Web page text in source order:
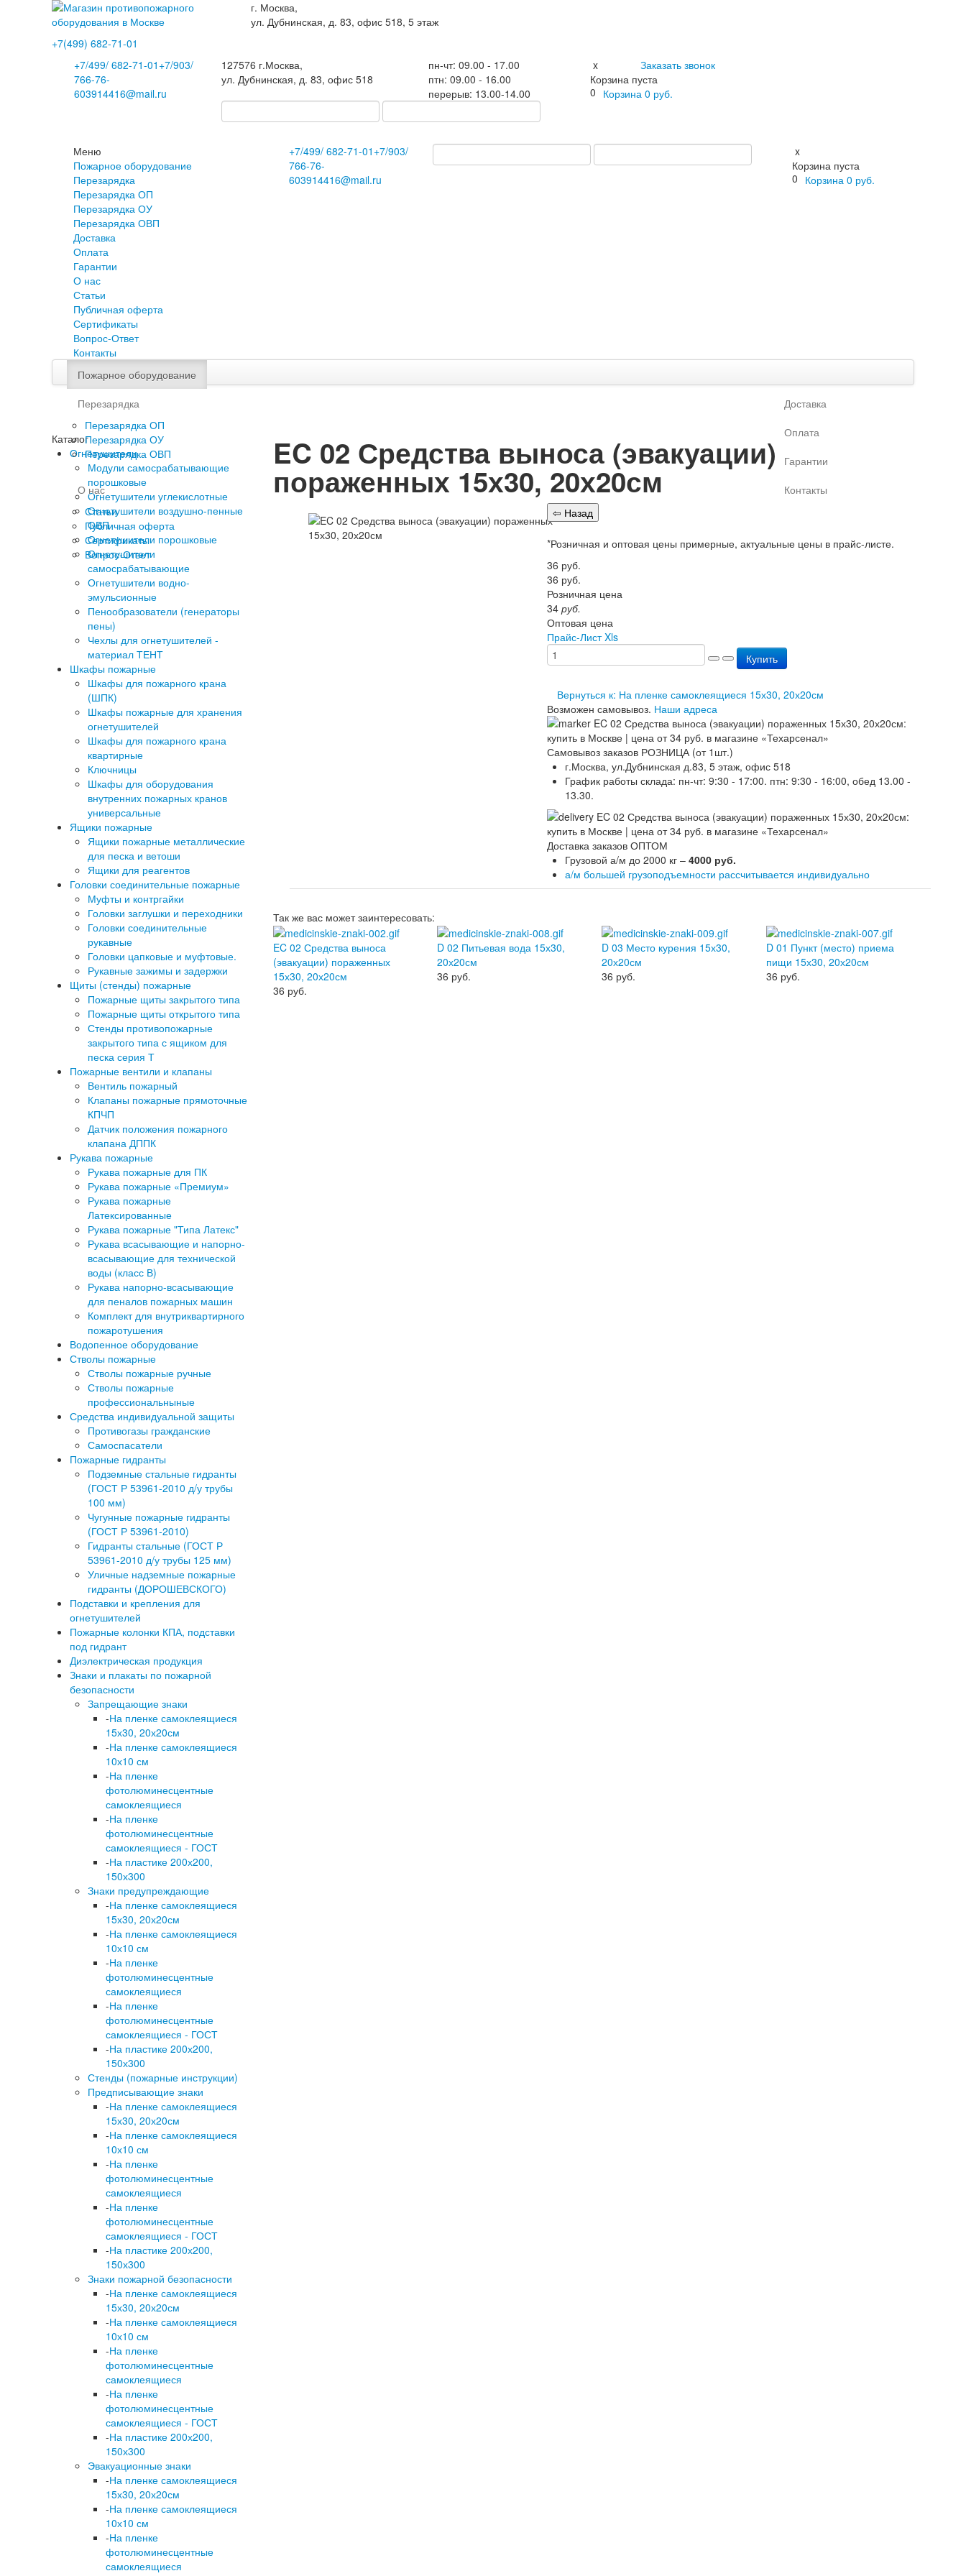
г. Москва,
ул. Дубнинская, д. 83, офис 518, 5 этаж
+7(499) 682-71-01
+7/499/682-71-01 +7/903/
766-76-
603914416@mail.ru
127576 г.Москва,
ул. Дубнинская, д. 83, офис 518
пн-чт: 09.00 - 17.00
птн: 09.00 - 16.00
перерыв: 13.00-14.00
Заказать звонок
x
Корзина пуста
0 Корзина 0 руб.
Меню
Пожарное оборудование
Перезарядка
Перезарядка ОП
Перезарядка ОУ
Перезарядка ОВП
Доставка
Оплата
Гарантии
О нас
Статьи
Публичная оферта
Сертификаты
Вопрос-Ответ
Контакты
+7/499/ 682-71-01 +7/903/
766-76-
603914416@mail.ru
x
Корзина пуста
0 Корзина 0 руб.
Пожарное оборудование
Перезарядка
Перезарядка ОП
Перезарядка ОУ
Перезарядка ОВП
Доставка
Оплата
Гарантии
О нас
Статьи
Публичная оферта
Сертификаты
Вопрос-Ответ
Контакты
Каталог
Огнетушители
Модули самосрабатывающие
порошковые
Огнетушители углекислотные
Огнетушители воздушно-пенные
ОВП
Огнетушители порошковые
Огнетушители
самосрабатывающие
Огнетушители водно-
эмульсионные
Пенообразователи (генераторы
пены)
Чехлы для огнетушителей -
материал ТЕНТ
Шкафы пожарные
Шкафы для пожарного крана
(ШПК)
Шкафы пожарные для хранения
огнетушителей
Шкафы для пожарного крана
квартирные
Ключницы
Шкафы для оборудования
внутренних пожарных кранов
универсальные
Ящики пожарные
Ящики пожарные металлические
для песка и ветоши
Ящики для реагентов
Головки соединительные пожарные
Муфты и контргайки
Головки заглушки и переходники
Головки соединительные
рукавные
Головки цапковые и муфтовые.
Рукавные зажимы и задержки
Щиты (стенды) пожарные
Пожарные щиты закрытого типа
Пожарные щиты открытого типа
Стенды противопожарные
закрытого типа с ящиком для
песка серия Т
Пожарные вентили и клапаны
Вентиль пожарный
Клапаны пожарные прямоточные
КПЧП
Датчик положения пожарного
клапана ДППК
Рукава пожарные
Рукава пожарные для ПК
Рукава пожарные «Премиум»
Рукава пожарные
Латексированные
Рукава пожарные "Типа Латекс"
Рукава всасывающие и напорно-
всасывающие для технической
воды (класс В)
Рукава напорно-всасывающие
для пеналов пожарных машин
Комплект для внутриквартирного
пожаротушения
Водопенное оборудование
Стволы пожарные
Стволы пожарные ручные
Стволы пожарные
профессиональныные
Средства индивидуальной защиты
Противогазы гражданские
Самоспасатели
Пожарные гидранты
Подземные стальные гидранты
(ГОСТ Р 53961-2010 д/у трубы
100 мм)
Чугунные пожарные гидранты
(ГОСТ Р 53961-2010)
Гидранты стальные (ГОСТ Р
53961-2010 д/у трубы 125 мм)
Уличные надземные пожарные
гидранты (ДОРОШЕВСКОГО)
Подставки и крепления для
огнетушителей
Пожарные колонки КПА, подставки
под гидрант
Диэлектрическая продукция
Знаки и плакаты по пожарной
безопасности
Запрещающие знаки
-На пленке самоклеящиеся
15х30, 20х20см
-На пленке самоклеящиеся
10х10 см
-На пленке
фотолюминесцентные
самоклеящиеся
-На пленке
фотолюминесцентные
самоклеящиеся - ГОСТ
-На пластике 200х200,
150х300
Знаки предупреждающие
-На пленке самоклеящиеся
15х30, 20х20см
-На пленке самоклеящиеся
10х10 см
-На пленке
фотолюминесцентные
самоклеящиеся
-На пленке
фотолюминесцентные
самоклеящиеся - ГОСТ
-На пластике 200х200,
150х300
Стенды (пожарные инструкции)
Предписывающие знаки
-На пленке самоклеящиеся
15х30, 20х20см
-На пленке самоклеящиеся
10х10 см
-На пленке
фотолюминесцентные
самоклеящиеся
-На пленке
фотолюминесцентные
самоклеящиеся - ГОСТ
-На пластике 200х200,
150х300
Знаки пожарной безопасности
-На пленке самоклеящиеся
15х30, 20х20см
-На пленке самоклеящиеся
10х10 см
-На пленке
фотолюминесцентные
самоклеящиеся
-На пленке
фотолюминесцентные
самоклеящиеся - ГОСТ
-На пластике 200х200,
150х300
Эвакуационные знаки
-На пленке самоклеящиеся
15х30, 20х20см
-На пленке самоклеящиеся
10х10 см
-На пленке
фотолюминесцентные
самоклеящиеся
EC 02 Средства выноса (эвакуации)
пораженных 15х30, 20х20см
*Розничная и оптовая цены примерные, актуальные цены в прайс-листе.
36 руб.
36 руб.
Розничная цена
34 руб.
Оптовая цена
Прайс-Лист Xls
Купить
Вернуться к: На пленке самоклеящиеся 15х30, 20х20см
Возможен самовывоз. Наши адреса
Самовывоз заказов РОЗНИЦА (от 1шт.)
г.Москва, ул.Дубнинская д.83, 5 этаж, офис 518
График работы склада: пн-чт: 9:30 - 17:00. птн: 9:30 - 16:00, обед 13.00 -
13.30.
Доставка заказов ОПТОМ
Грузовой а/м до 2000 кг – 4000 руб.
а/м большей грузоподъемности рассчитывается индивидуально
Так же вас может заинтересовать:
EC 02 Средства выноса
(эвакуации) пораженных
15х30, 20х20см
36 руб.
D 02 Питьевая вода 15х30,
20х20см
36 руб.
D 03 Место курения 15х30,
20х20см
36 руб.
D 01 Пункт (место) приема
пищи 15х30, 20х20см
36 руб.